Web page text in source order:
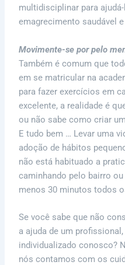
multidisciplinar para
emagrecimento saudável
Movimente-se por pelo
Também é comum que
em se matricular na
para fazer exercícios em
excelente, a realidade é
ou não sabe como criar
E tudo bem … Levar uma
adoção de hábitos
não está habituado a
caminhando pelo bairro
menos 30 minutos todos
Se você sabe que não
a ajuda de um
individualizado conosco?
nós contamos com os